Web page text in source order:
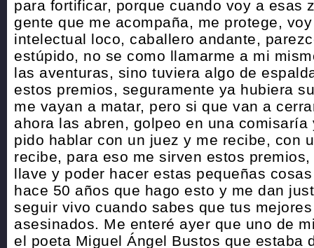
para fortificar, porque cuando voy a esas
gente que me acompaña, me protege,
intelectual loco, caballero andante,
estúpido, no se como llamarme a mi
las aventuras, sino tuviera algo de
estos premios, seguramente ya hubiera
me vayan a matar, pero si que van a
ahora las abren, golpeo en una comisaría
pido hablar con un juez y me recibe, con
recibe, para eso me sirven estos
llave y poder hacer estas pequeñas
hace 50 años que hago esto y me dan
seguir vivo cuando sabes que tus
asesinados. Me enteré ayer que uno de
el poeta Miguel Ángel Bustos que estaba